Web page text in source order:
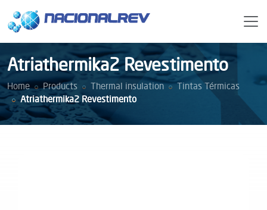
Atriathermika2 Revestimento
Home Products Thermal insulation
Tintas Térmicas
Atriathermika2 Revestimento